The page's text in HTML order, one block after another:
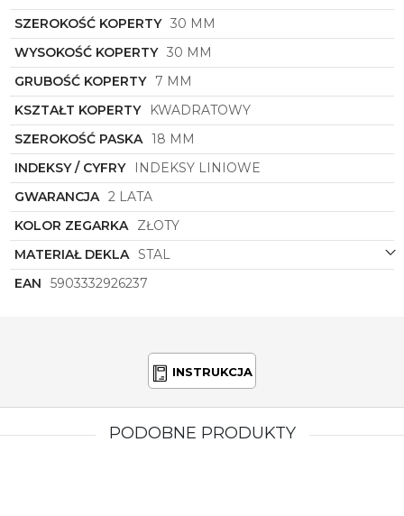
i pozwól, aby ten zegarek stał się Twoim ulubionym
akcesorium, które dodaje blasku i elegancji każdej
chwili. Swoją niezawodnością i wy rafowanym
designem zegarek ten z pewnością zostanie Twoim
ulubionym towarzyszem na każdym kroku,
definiując Twój unikalny styl i gust.
SZEROKOŚĆ KOPERTY 30 MM
WYSOKOŚĆ KOPERTY 30 MM
GRUBOŚĆ KOPERTY 7 MM
KSZTAŁT KOPERTY
KWADRATOWY
SZEROKOŚĆ PASKA 18 MM
INDEKSY / CYFRY
INDEKSY LINIOWE
GWARANCJA 2 LATA
KOLOR ZEGARKA ZŁOTY
MATERIAŁ DEKLA STAL
EAN
5903332926237
INSTRUKCJA
PODOBNE PRODUKTY